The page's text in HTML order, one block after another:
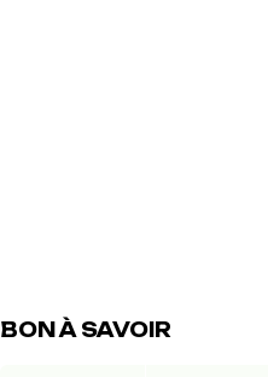
BON À SAVOIR